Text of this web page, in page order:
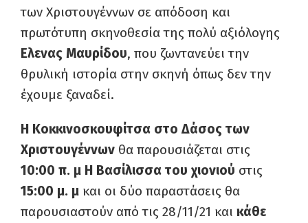
των Χριστουγέννων σε απόδοση και
πρωτότυπη σκηνοθεσία της πολύ αξιόλογης
Ελενας Μαυρίδου, που ζωντανεύει την
θρυλική ιστορία στην σκηνή όπως δεν την
έχουμε ξαναδεί.
Η Κοκκινοσκουφίτσα στο Δάσος των
Χριστουγέννων θα παρουσιάζεται στις
10:00 π. μ Η Βασίλισσα του χιονιού στις
15:00 μ. μ και οι δύο παραστάσεις θα
παρουσιαστούν από τις 28/11/21 και κάθε